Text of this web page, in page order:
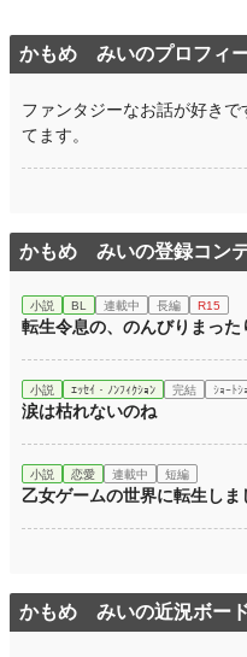
累計ポイント 7,472 pt (109,012 位)
かもめ みいのプロフィ
ファンタジーなお話が好き
てます。
かもめ みいの登録コン
小説 BL 連載中 長編 R15
転生令息の、のんびりまった
小説 ｴｯｾｲ・ﾉﾝﾌｨｸｼｮﾝ 完結 ｼｮｰﾄｼ
涙は枯れないのね
小説 恋愛 連載中 短編
乙女ゲームの世界に転生しま
かもめ みいの近況ボー